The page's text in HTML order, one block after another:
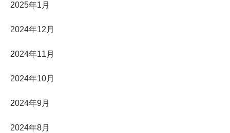
2025年1月
2024年12月
2024年11月
2024年10月
2024年9月
2024年8月